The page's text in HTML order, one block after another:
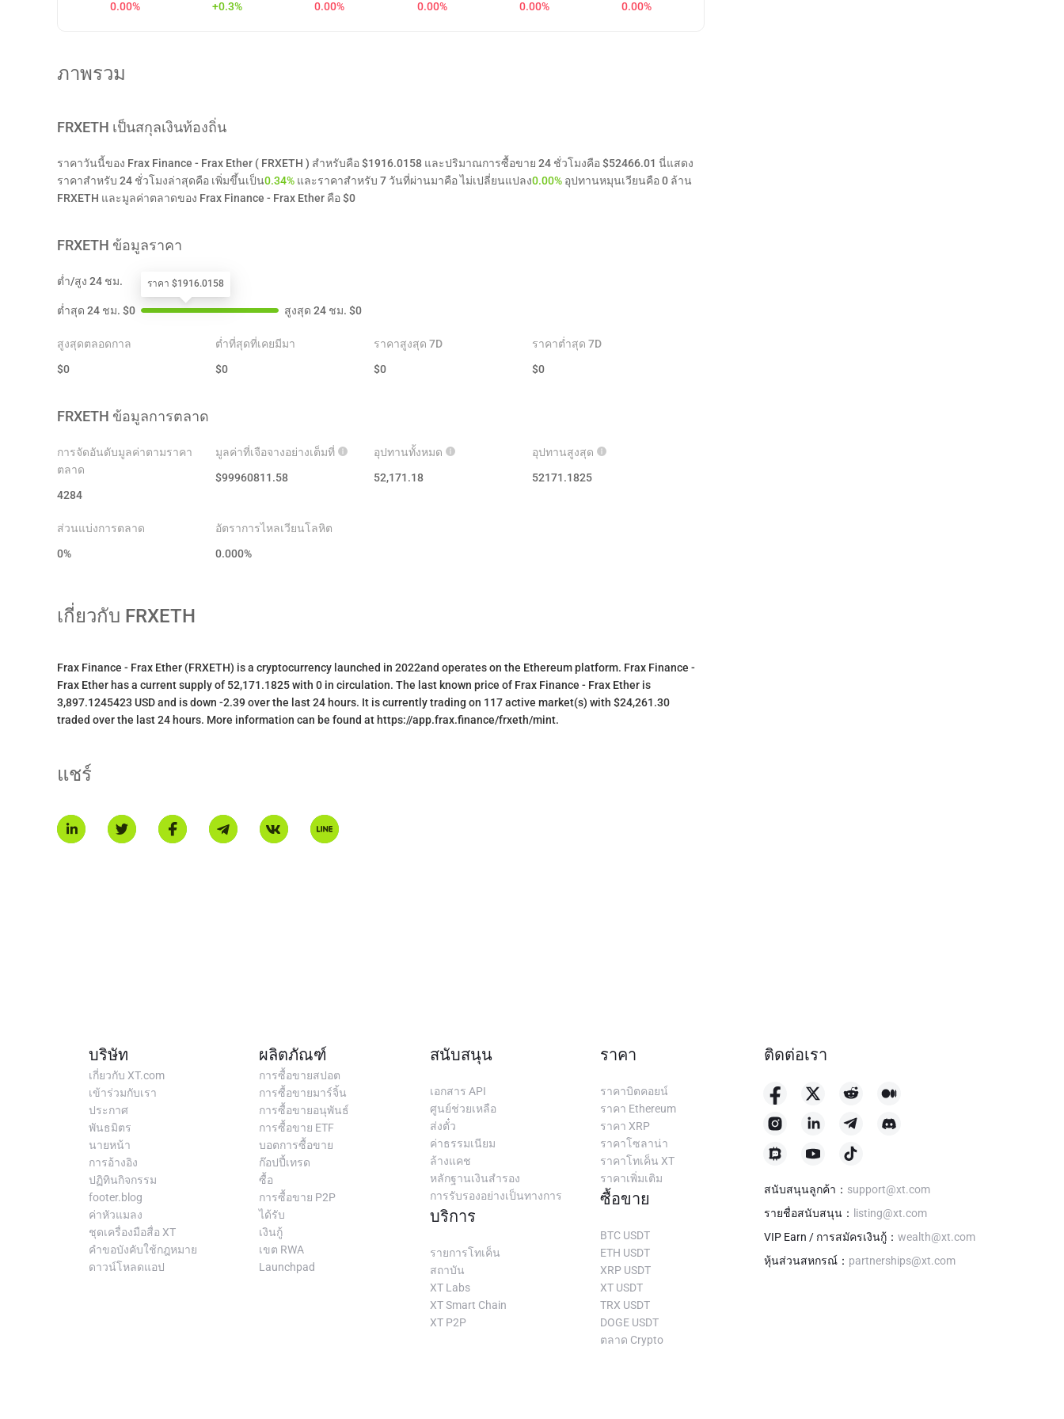
0.00% +0.3% 0.00% 0.00% 0.00% 0.00%
ภาพรวม
FRXETH เป็นสกุลเงินท้องถิ่น
ราคาวันนี้ของ Frax Finance - Frax Ether ( FRXETH ) สำหรับคือ $1916.0158 และปริมาณการซื้อขาย 24 ชั่วโมงคือ $52466.01 นี่แสดง
ราคาสำหรับ 24 ชั่วโมงล่าสุดคือ เพิ่มขึ้นเป็น0.34% และราคาสำหรับ 7 วันที่ผ่านมาคือ ไม่เปลี่ยนแปลง0.00% อุปทานหมุนเวียนคือ 0 ล้าน
FRXETH และมูลค่าตลาดของ Frax Finance - Frax Ether คือ $0
FRXETH ข้อมูลราคา
ต่ำ/สูง 24 ชม.
ต่ำสุด 24 ชม. $0
ราคา $1916.0158
สูงสุด 24 ชม. $0
สูงสุดตลอดกาล
$0
ต่ำที่สุดที่เคยมีมา
$0
ราคาสูงสุด 7D
$0
ราคาต่ำสุด 7D
$0
FRXETH ข้อมูลการตลาด
การจัดอันดับมูลค่าตามราคา
ตลาด
4284
มูลค่าที่เจือจางอย่างเต็มที่
$99960811.58
อุปทานทั้งหมด
52,171.18
อุปทานสูงสุด
52171.1825
ส่วนแบ่งการตลาด
0%
อัตราการไหลเวียนโลหิต
0.000%
เกี่ยวกับ FRXETH
Frax Finance - Frax Ether (FRXETH) is a cryptocurrency launched in 2022and operates on the Ethereum platform. Frax Finance -
Frax Ether has a current supply of 52,171.1825 with 0 in circulation. The last known price of Frax Finance - Frax Ether is
3,897.1245423 USD and is down -2.39 over the last 24 hours. It is currently trading on 117 active market(s) with $24,261.30
traded over the last 24 hours. More information can be found at https://app.frax.finance/frxeth/mint.
แชร์
บริษัท
เกี่ยวกับ XT.com
เข้าร่วมกับเรา
ประกาศ
พันธมิตร
นายหน้า
การอ้างอิง
ปฏิทินกิจกรรม
footer.blog
ค่าหัวแมลง
ชุดเครื่องมือสื่อ XT
คำขอบังคับใช้กฎหมาย
ดาวน์โหลดแอป
ผลิตภัณฑ์
การซื้อขายสปอต
การซื้อขายมาร์จิ้น
การซื้อขายอนุพันธ์
การซื้อขาย ETF
บอตการซื้อขาย
ก๊อปปี้เทรด
ซื้อ
การซื้อขาย P2P
ได้รับ
เงินกู้
เขต RWA
Launchpad
สนับสนุน
เอกสาร API
ศูนย์ช่วยเหลือ
ส่งตั๋ว
ค่าธรรมเนียม
ล้างแคช
หลักฐานเงินสำรอง
การรับรองอย่างเป็นทางการ
บริการ
รายการโทเค็น
สถาบัน
XT Labs
XT Smart Chain
XT P2P
ราคา
ราคาบิตคอยน์
ราคา Ethereum
ราคา XRP
ราคาโซลาน่า
ราคาโทเค็น XT
ราคาเพิ่มเติม
ซื้อขาย
BTC USDT
ETH USDT
XRP USDT
XT USDT
TRX USDT
DOGE USDT
ตลาด Crypto
ติดต่อเรา
สนับสนุนลูกค้า ： support@xt.com
รายชื่อสนับสนุน ：
listing@xt.com
VIP Earn / การสมัครเงินกู้ ： wealth@xt.com
หุ้นส่วนสหกรณ์ ： partnerships@xt.com